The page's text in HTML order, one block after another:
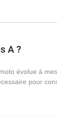
A ?
évolue à
pour